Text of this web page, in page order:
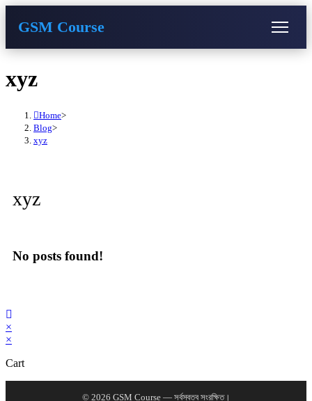
GSM Course
to
content
xyz
Home>
Blog>
xyz
xyz
No posts found!
×
×
Cart
© 2026 GSM Course — সর্বস্বত্ব সংরক্ষিত।